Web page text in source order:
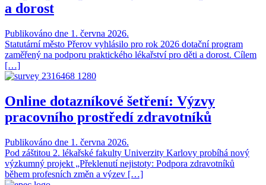
a dorost
Publikováno dne 1. června 2026.
Statutární město Přerov vyhlásilo pro rok 2026 dotační program
zaměřený na podporu praktického lékařství pro děti a dorost. Cílem
[…]
Online dotazníkové šetření: Výzvy
pracovního prostředí zdravotníků
Publikováno dne 1. června 2026.
Pod záštitou 2. lékařské fakulty Univerzity Karlovy probíhá nový
výzkumný projekt „Překlenutí nejistoty: Podpora zdravotníků
během profesních změn a výzev […]